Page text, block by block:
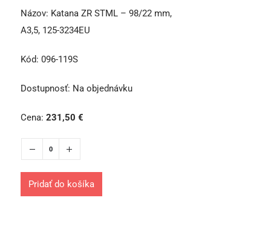
Názov: Katana ZR STML – 98/22 mm,
A3,5, 125-3234EU
Kód: 096-119S
Dostupnosť: Na objednávku
Cena: 231,50 €
Pridať do košíka